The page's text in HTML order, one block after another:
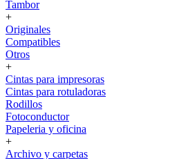
Tambor
+
Originales
Compatibles
Otros
+
Cintas para impresoras
Cintas para rotuladoras
Rodillos
Fotoconductor
Papeleria y oficina
+
Archivo y carpetas